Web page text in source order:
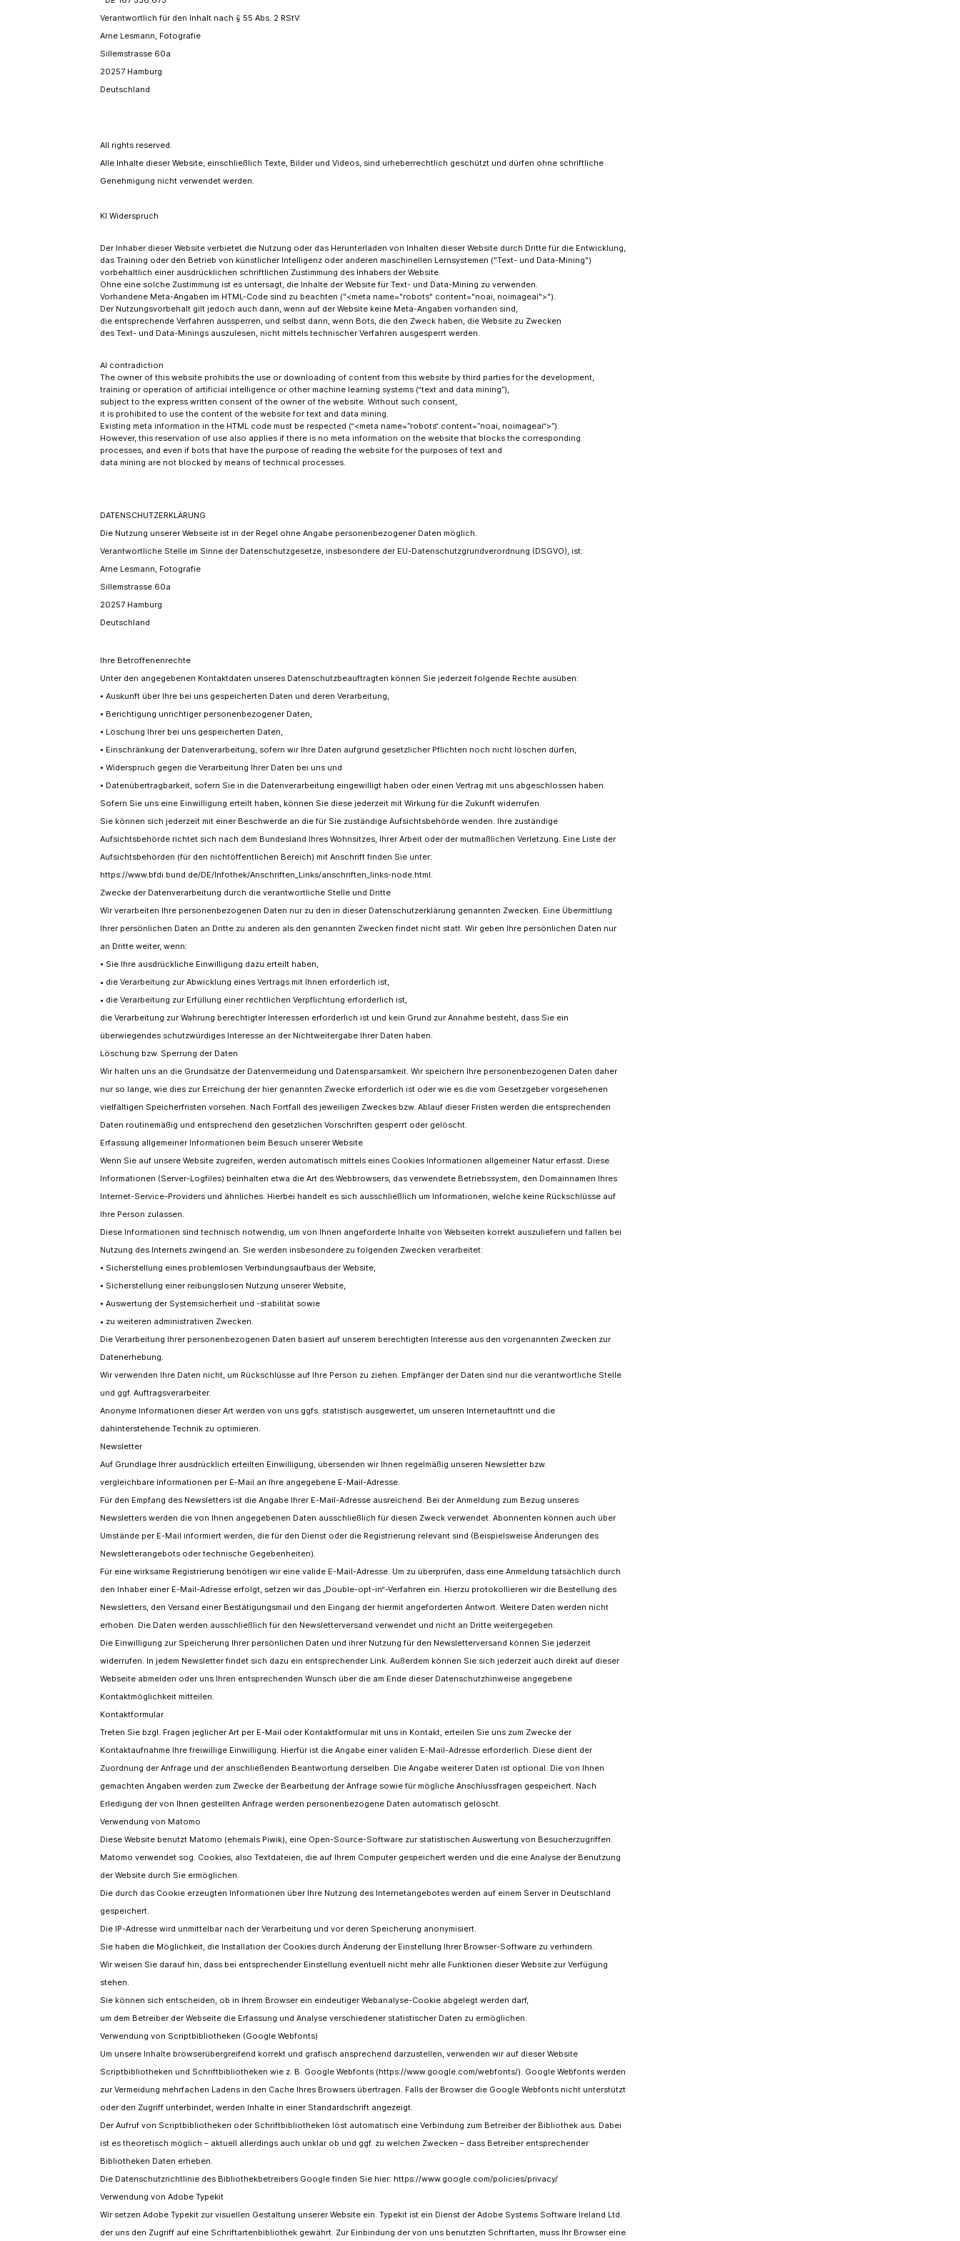
Verantwortlich für den Inhalt nach § 55 Abs. 2 RStV:
Arne Lesmann, Fotografie
Sillemstrasse 60a
20257 Hamburg
Deutschland
All rights reserved.
Alle Inhalte dieser Website, einschließlich Texte, Bilder und Videos, sind urheberrechtlich geschützt und dürfen ohne schriftliche
Genehmigung nicht verwendet werden.
KI Widerspruch
Der Inhaber dieser Website verbietet die Nutzung oder das Herunterladen von Inhalten dieser Website durch Dritte für die Entwicklung,
das Training oder den Betrieb von künstlicher Intelligenz oder anderen maschinellen Lernsystemen ("Text- und Data-Mining")
vorbehaltlich einer ausdrücklichen schriftlichen Zustimmung des Inhabers der Website.
Ohne eine solche Zustimmung ist es untersagt, die Inhalte der Website für Text- und Data-Mining zu verwenden.
Vorhandene Meta-Angaben im HTML-Code sind zu beachten ("<meta name="robots" content="noai, noimageai">").
Der Nutzungsvorbehalt gilt jedoch auch dann, wenn auf der Website keine Meta-Angaben vorhanden sind,
die entsprechende Verfahren aussperren, und selbst dann, wenn Bots, die den Zweck haben, die Website zu Zwecken
des Text- und Data-Minings auszulesen, nicht mittels technischer Verfahren ausgesperrt werden.
AI contradiction
The owner of this website prohibits the use or downloading of content from this website by third parties for the development,
training or operation of artificial intelligence or other machine learning systems (“text and data mining”),
subject to the express written consent of the owner of the website. Without such consent,
it is prohibited to use the content of the website for text and data mining.
Existing meta information in the HTML code must be respected (“<meta name=”robots“ content=”noai, noimageai“>”).
However, this reservation of use also applies if there is no meta information on the website that blocks the corresponding
processes, and even if bots that have the purpose of reading the website for the purposes of text and
data mining are not blocked by means of technical processes.
DATENSCHUTZERKLÄRUNG
Die Nutzung unserer Webseite ist in der Regel ohne Angabe personenbezogener Daten möglich.
Verantwortliche Stelle im Sinne der Datenschutzgesetze, insbesondere der EU-Datenschutzgrundverordnung (DSGVO), ist:
Arne Lesmann, Fotografie
Sillemstrasse 60a
20257 Hamburg
Deutschland
Ihre Betroffenenrechte
Unter den angegebenen Kontaktdaten unseres Datenschutzbeauftragten können Sie jederzeit folgende Rechte ausüben:
• Auskunft über Ihre bei uns gespeicherten Daten und deren Verarbeitung,
• Berichtigung unrichtiger personenbezogener Daten,
• Löschung Ihrer bei uns gespeicherten Daten,
• Einschränkung der Datenverarbeitung, sofern wir Ihre Daten aufgrund gesetzlicher Pflichten noch nicht löschen dürfen,
• Widerspruch gegen die Verarbeitung Ihrer Daten bei uns und
• Datenübertragbarkeit, sofern Sie in die Datenverarbeitung eingewilligt haben oder einen Vertrag mit uns abgeschlossen haben.
Sofern Sie uns eine Einwilligung erteilt haben, können Sie diese jederzeit mit Wirkung für die Zukunft widerrufen.
Sie können sich jederzeit mit einer Beschwerde an die für Sie zuständige Aufsichtsbehörde wenden. Ihre zuständige
Aufsichtsbehörde richtet sich nach dem Bundesland Ihres Wohnsitzes, Ihrer Arbeit oder der mutmaßlichen Verletzung. Eine Liste der
Aufsichtsbehörden (für den nichtöffentlichen Bereich) mit Anschrift finden Sie unter:
https://www.bfdi.bund.de/DE/Infothek/Anschriften_Links/anschriften_links-node.html.
Zwecke der Datenverarbeitung durch die verantwortliche Stelle und Dritte
Wir verarbeiten Ihre personenbezogenen Daten nur zu den in dieser Datenschutzerklärung genannten Zwecken. Eine Übermittlung
Ihrer persönlichen Daten an Dritte zu anderen als den genannten Zwecken findet nicht statt. Wir geben Ihre persönlichen Daten nur
an Dritte weiter, wenn:
• Sie Ihre ausdrückliche Einwilligung dazu erteilt haben,
• die Verarbeitung zur Abwicklung eines Vertrags mit Ihnen erforderlich ist,
• die Verarbeitung zur Erfüllung einer rechtlichen Verpflichtung erforderlich ist,
die Verarbeitung zur Wahrung berechtigter Interessen erforderlich ist und kein Grund zur Annahme besteht, dass Sie ein
überwiegendes schutzwürdiges Interesse an der Nichtweitergabe Ihrer Daten haben.
Löschung bzw. Sperrung der Daten
Wir halten uns an die Grundsätze der Datenvermeidung und Datensparsamkeit. Wir speichern Ihre personenbezogenen Daten daher
nur so lange, wie dies zur Erreichung der hier genannten Zwecke erforderlich ist oder wie es die vom Gesetzgeber vorgesehenen
vielfältigen Speicherfristen vorsehen. Nach Fortfall des jeweiligen Zweckes bzw. Ablauf dieser Fristen werden die entsprechenden
Daten routinemäßig und entsprechend den gesetzlichen Vorschriften gesperrt oder gelöscht.
Erfassung allgemeiner Informationen beim Besuch unserer Website
Wenn Sie auf unsere Website zugreifen, werden automatisch mittels eines Cookies Informationen allgemeiner Natur erfasst. Diese
Informationen (Server-Logfiles) beinhalten etwa die Art des Webbrowsers, das verwendete Betriebssystem, den Domainnamen Ihres
Internet-Service-Providers und ähnliches. Hierbei handelt es sich ausschließlich um Informationen, welche keine Rückschlüsse auf
Ihre Person zulassen.
Diese Informationen sind technisch notwendig, um von Ihnen angeforderte Inhalte von Webseiten korrekt auszuliefern und fallen bei
Nutzung des Internets zwingend an. Sie werden insbesondere zu folgenden Zwecken verarbeitet:
• Sicherstellung eines problemlosen Verbindungsaufbaus der Website,
• Sicherstellung einer reibungslosen Nutzung unserer Website,
• Auswertung der Systemsicherheit und -stabilität sowie
• zu weiteren administrativen Zwecken.
Die Verarbeitung Ihrer personenbezogenen Daten basiert auf unserem berechtigten Interesse aus den vorgenannten Zwecken zur
Datenerhebung.
Wir verwenden Ihre Daten nicht, um Rückschlüsse auf Ihre Person zu ziehen. Empfänger der Daten sind nur die verantwortliche Stelle
und ggf. Auftragsverarbeiter.
Anonyme Informationen dieser Art werden von uns ggfs. statistisch ausgewertet, um unseren Internetauftritt und die
dahinterstehende Technik zu optimieren.
Newsletter
Auf Grundlage Ihrer ausdrücklich erteilten Einwilligung, übersenden wir Ihnen regelmäßig unseren Newsletter bzw.
vergleichbare Informationen per E-Mail an Ihre angegebene E-Mail-Adresse.
Für den Empfang des Newsletters ist die Angabe Ihrer E-Mail-Adresse ausreichend. Bei der Anmeldung zum Bezug unseres
Newsletters werden die von Ihnen angegebenen Daten ausschließlich für diesen Zweck verwendet. Abonnenten können auch über
Umstände per E-Mail informiert werden, die für den Dienst oder die Registrierung relevant sind (Beispielsweise Änderungen des
Newsletterangebots oder technische Gegebenheiten).
Für eine wirksame Registrierung benötigen wir eine valide E-Mail-Adresse. Um zu überprüfen, dass eine Anmeldung tatsächlich durch
den Inhaber einer E-Mail-Adresse erfolgt, setzen wir das „Double-opt-in“-Verfahren ein. Hierzu protokollieren wir die Bestellung des
Newsletters, den Versand einer Bestätigungsmail und den Eingang der hiermit angeforderten Antwort. Weitere Daten werden nicht
erhoben. Die Daten werden ausschließlich für den Newsletterversand verwendet und nicht an Dritte weitergegeben.
Die Einwilligung zur Speicherung Ihrer persönlichen Daten und ihrer Nutzung für den Newsletterversand können Sie jederzeit
widerrufen. In jedem Newsletter findet sich dazu ein entsprechender Link. Außerdem können Sie sich jederzeit auch direkt auf dieser
Webseite abmelden oder uns Ihren entsprechenden Wunsch über die am Ende dieser Datenschutzhinweise angegebene
Kontaktmöglichkeit mitteilen.
Kontaktformular
Treten Sie bzgl. Fragen jeglicher Art per E-Mail oder Kontaktformular mit uns in Kontakt, erteilen Sie uns zum Zwecke der
Kontaktaufnahme Ihre freiwillige Einwilligung. Hierfür ist die Angabe einer validen E-Mail-Adresse erforderlich. Diese dient der
Zuordnung der Anfrage und der anschließenden Beantwortung derselben. Die Angabe weiterer Daten ist optional. Die von Ihnen
gemachten Angaben werden zum Zwecke der Bearbeitung der Anfrage sowie für mögliche Anschlussfragen gespeichert. Nach
Erledigung der von Ihnen gestellten Anfrage werden personenbezogene Daten automatisch gelöscht.
Verwendung von Matomo
Diese Website benutzt Matomo (ehemals Piwik), eine Open-Source-Software zur statistischen Auswertung von Besucherzugriffen.
Matomo verwendet sog. Cookies, also Textdateien, die auf Ihrem Computer gespeichert werden und die eine Analyse der Benutzung
der Website durch Sie ermöglichen.
Die durch das Cookie erzeugten Informationen über Ihre Nutzung des Internetangebotes werden auf einem Server in Deutschland
gespeichert.
Die IP-Adresse wird unmittelbar nach der Verarbeitung und vor deren Speicherung anonymisiert.
Sie haben die Möglichkeit, die Installation der Cookies durch Änderung der Einstellung Ihrer Browser-Software zu verhindern.
Wir weisen Sie darauf hin, dass bei entsprechender Einstellung eventuell nicht mehr alle Funktionen dieser Website zur Verfügung
stehen.
Sie können sich entscheiden, ob in Ihrem Browser ein eindeutiger Webanalyse-Cookie abgelegt werden darf,
um dem Betreiber der Webseite die Erfassung und Analyse verschiedener statistischer Daten zu ermöglichen.
Verwendung von Scriptbibliotheken (Google Webfonts)
Um unsere Inhalte browserübergreifend korrekt und grafisch ansprechend darzustellen, verwenden wir auf dieser Website
Scriptbibliotheken und Schriftbibliotheken wie z. B. Google Webfonts (https://www.google.com/webfonts/). Google Webfonts werden
zur Vermeidung mehrfachen Ladens in den Cache Ihres Browsers übertragen. Falls der Browser die Google Webfonts nicht unterstützt
oder den Zugriff unterbindet, werden Inhalte in einer Standardschrift angezeigt.
Der Aufruf von Scriptbibliotheken oder Schriftbibliotheken löst automatisch eine Verbindung zum Betreiber der Bibliothek aus. Dabei
ist es theoretisch möglich – aktuell allerdings auch unklar ob und ggf. zu welchen Zwecken – dass Betreiber entsprechender
Bibliotheken Daten erheben.
Die Datenschutzrichtlinie des Bibliothekbetreibers Google finden Sie hier: https://www.google.com/policies/privacy/
Verwendung von Adobe Typekit
Wir setzen Adobe Typekit zur visuellen Gestaltung unserer Website ein. Typekit ist ein Dienst der Adobe Systems Software Ireland Ltd.
der uns den Zugriff auf eine Schriftartenbibliothek gewährt. Zur Einbindung der von uns benutzten Schriftarten, muss Ihr Browser eine